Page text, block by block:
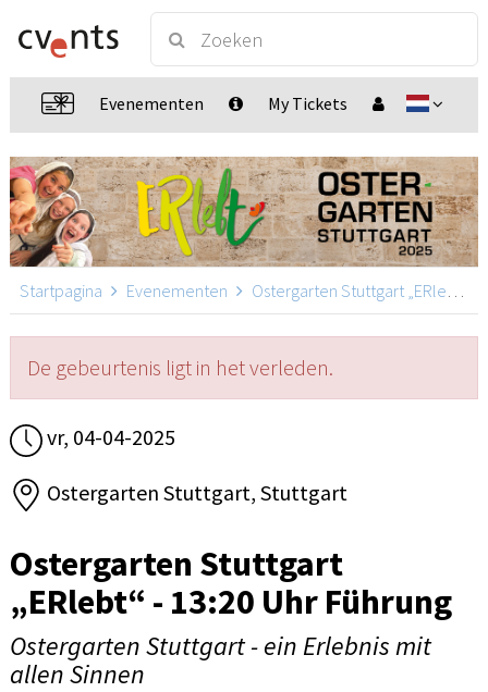
Evenementen My Tickets
Startpagina Evenementen Ostergarten Stuttgart „ERlebt“
De gebeurtenis ligt in het verleden.
vr, 04-04-2025
Ostergarten Stuttgart, Stuttgart
Ostergarten Stuttgart
„ERlebt“ - 13:20 Uhr Führung
Ostergarten Stuttgart - ein Erlebnis mit
allen Sinnen